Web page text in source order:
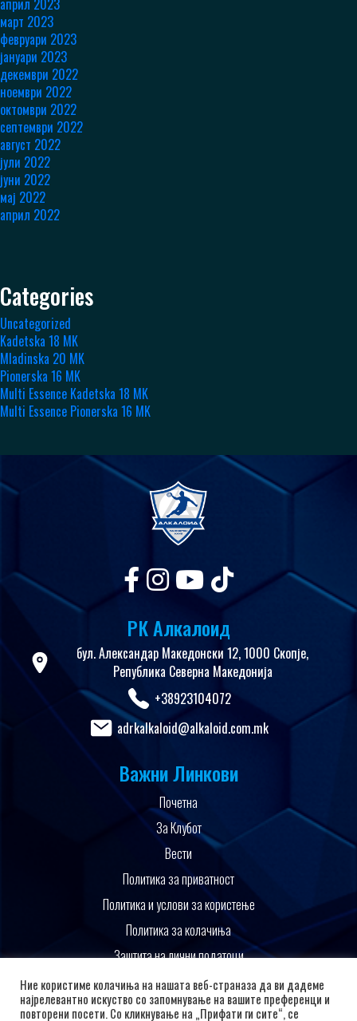
април 2023
март 2023
февруари 2023
јануари 2023
декември 2022
ноември 2022
октомври 2022
септември 2022
август 2022
јули 2022
јуни 2022
мај 2022
април 2022
Categories
Uncategorized
Kadetska 18 MK
Mladinska 20 MK
Pionerska 16 MK
Multi Essence Kadetska 18 MK
Multi Essence Pionerska 16 MK
РК Алкалоид
бул. Александар Македонски 12, 1000 Скопје,
Република Северна Македонија
+38923104072
adrkalkaloid@alkaloid.com.mk
Важни Линкови
Почетна
За Клубот
Вести
Политика за приватност
Политика и услови за користење
Политика за колачиња
Заштита на лични податоци
Поддржано од
Ние користиме колачиња на нашата веб-страназа да ви дадеме
најрелевантно искуство со запомнување на вашите преференци и
повторени посети. Со кликнување на „Прифати ги сите“, се